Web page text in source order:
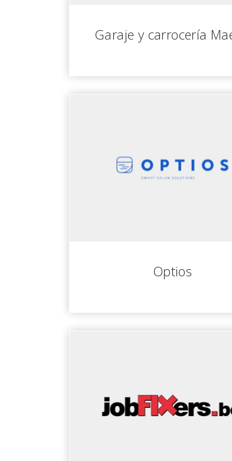
Garaje y carrocería
Optios